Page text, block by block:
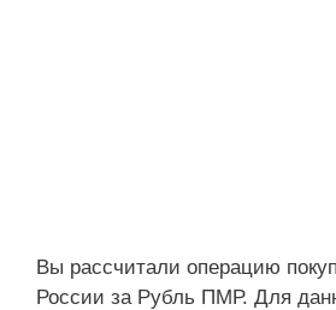
Вы рассчитали операцию
России за Рубль ПМР. Для